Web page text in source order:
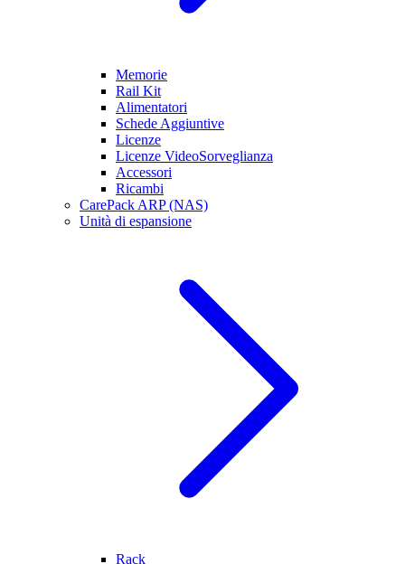
Memorie
Rail Kit
Alimentatori
Schede Aggiuntive
Licenze
Licenze VideoSorveglianza
Accessori
Ricambi
CarePack ARP (NAS)
Unità di espansione
Rack